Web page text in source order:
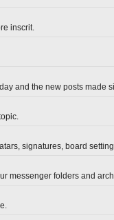
inscrit.
and the new posts made
signatures, board
messenger folders and